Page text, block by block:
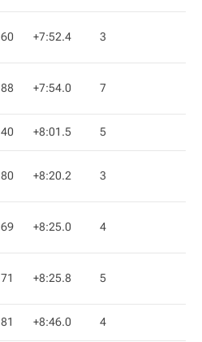
60 +7:52.4 3
88 +7:54.0 7
40 +8:01.5 5
80 +8:20.2 3
69 +8:25.0 4
71 +8:25.8 5
81 +8:46.0 4